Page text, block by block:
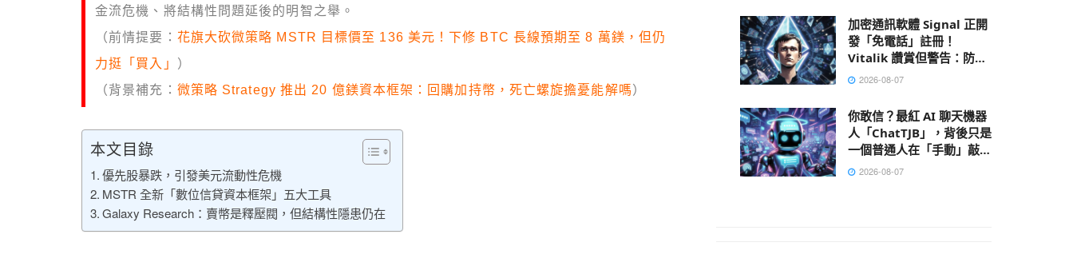
金流危機、將結構性問題延後的明智之舉。
（前情提要： 花旗大砍微策略 MSTR 目標價至 136 美元！下修 BTC 長線預期至 8 萬鎂，但仍
力挺「買入」 ）
（背景補充： 微策略 Strategy 推出 20 億鎂資本框架：回購加持幣，死亡螺旋擔憂能解嗎）
本文目錄
優先股暴跌，引發美元流動性危機
MSTR 全新「數位信貸資本框架」五大工具
Galaxy Research：賣幣是釋壓閥，但結構性隱患仍在
加密通訊軟體 Signal 正開
發「免電話」註冊！
Vitalik 讚賞但警告：防不
了 AI 大數據肉搜，偽匿名
2026-08-07
你敢信？最紅 AI 聊天機器
人「ChatTJB」，背後只是
一個普通人在「手動」敲出
回覆2026-08-07